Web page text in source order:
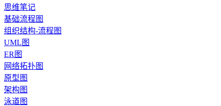
思维笔记
基础流程图
组织结构-流程图
UML图
ER图
网络拓扑图
原型图
架构图
泳道图